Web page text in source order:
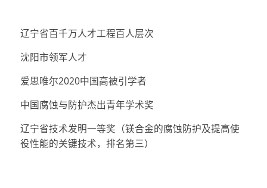
辽宁省百千万人才工程百人层次
沈阳市领军人才
爱思唯尔2020中国高被引学者
中国腐蚀与防护杰出青年学术奖
辽宁省技术发明一等奖（镁合金的腐蚀防护及提高使
役性能的关键技术，排名第三）